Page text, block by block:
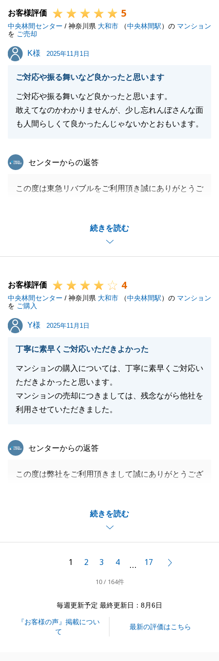
引き続きよろしくお願いいたします。
お客様評価 5
中央林間センター / 神奈川県 大和市 （中央林間駅）の マンション
を ご売却
K様
K様 2025年11月1日
ご対応や振る舞いなど良かったと思います
ご対応や振る舞いなど良かったと思います。
敢えてなのかわかりませんが、少し忘れんぼさんな面
も人間らしくて良かったんじゃないかとおもいます。
続きを読む
東急リバブル
センターからの返答
この度は東急リバブルをご利用頂き誠にありがとうご
かせるように精進して参ります。
また、ご友人やご親戚関係の方に不動産のご相談事の
ある方がいらっしゃいましたら、是非東急リバブルの
今後とも宜しくお願いいたします。
お客様評価 4
中央林間センター / 神奈川県 大和市 （中央林間駅）の マンション
を ご購入
Y様
Y様 2025年11月1日
丁寧に素早くご対応いただきよかった
マンションの購入については、丁寧に素早くご対応い
ただきよかったと思います。
マンションの売却につきましては、残念ながら他社を
利用させていただきました。
続きを読む
東急リバブル
センターからの返答
この度は弊社をご利用頂きまして誠にありがとうござ
続きを進めていただき、無事にお引渡しに至ることが
また何かご相談等お力になれることがございましたら
皆様のご健康とご多幸をお祈り申し上げます。
1 2 3 4 … 17
10 / 164件
毎週更新予定 最終更新日：8月6日
『お客様の声』掲載につい
て
最新の評価はこちら